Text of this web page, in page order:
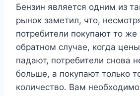
Бензин является одним из
рынок заметил, что,
потребители покупают то же
обратном случае, когда
падают, потребители снова
больше, а покупают только
количество. Вам необходимо